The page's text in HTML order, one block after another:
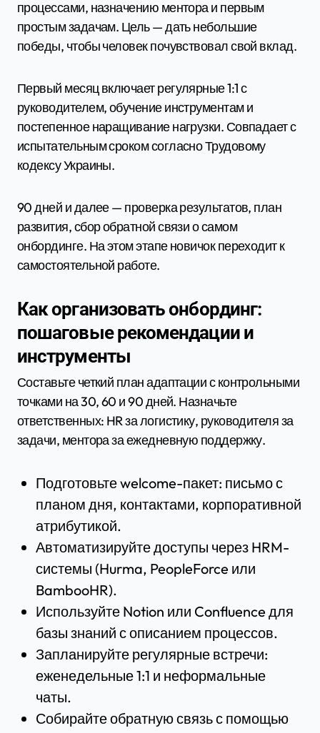
процессами, назначению ментора и первым
простым задачам. Цель — дать небольшие
победы, чтобы человек почувствовал свой вклад.
Первый месяц включает регулярные 1:1 с
руководителем, обучение инструментам и
постепенное наращивание нагрузки. Совпадает с
испытательным сроком согласно Трудовому
кодексу Украины.
90 дней и далее — проверка результатов, план
развития, сбор обратной связи о самом
онбординге. На этом этапе новичок переходит к
самостоятельной работе.
Как организовать онбординг:
пошаговые рекомендации и
инструменты
Составьте четкий план адаптации с контрольными
точками на 30, 60 и 90 дней. Назначьте
ответственных: HR за логистику, руководителя за
задачи, ментора за ежедневную поддержку.
Подготовьте welcome-пакет: письмо с
планом дня, контактами, корпоративной
атрибутикой.
Автоматизируйте доступы через HRM-
системы (Hurma, PeopleForce или
BambooHR).
Используйте Notion или Confluence для
базы знаний с описанием процессов.
Запланируйте регулярные встречи:
еженедельные 1:1 и неформальные
чаты.
Собирайте обратную связь с помощью